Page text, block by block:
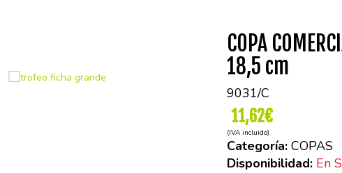
COPA
18,5 cm
9031/C
11,62€
(IVA incluido)
Categoría: COPAS
Disponibilidad: En